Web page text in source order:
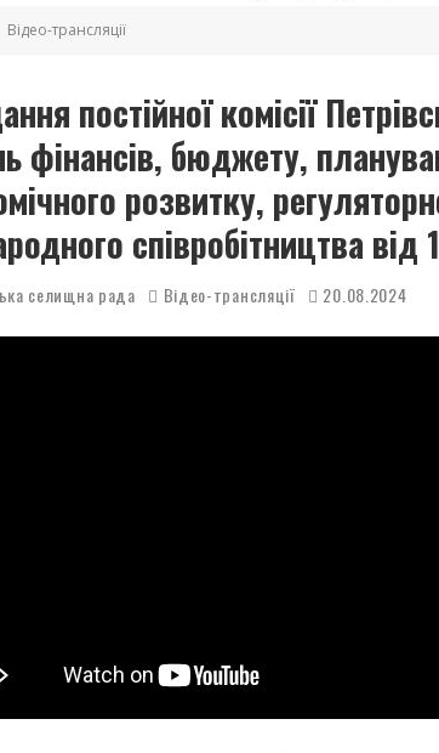
Відео-трансляції
постійної комісії
фінансів, бюджету,
розвитку,
співробітництва
селищна рада Відео-трансляції 20.08.2024